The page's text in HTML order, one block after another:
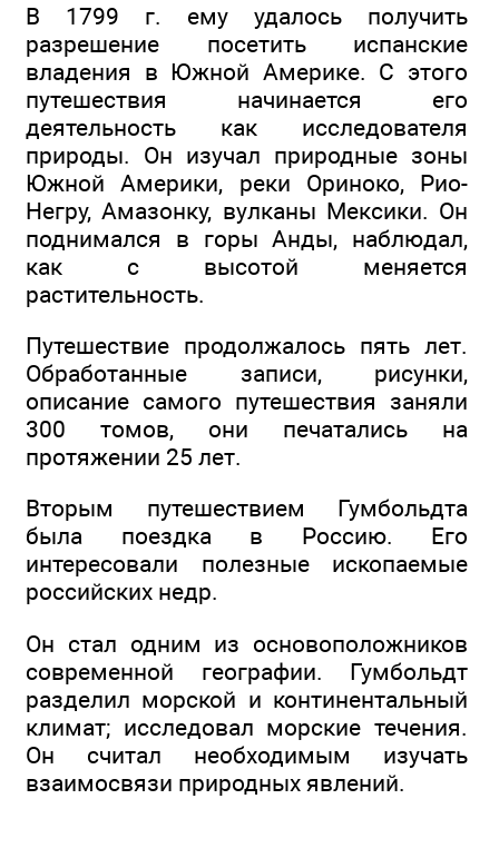
В 1799 г. ему удалось получить
разрешение посетить испанские
владения в Южной Америке. С этого
путешествия начинается его
деятельность как исследователя
природы. Он изучал природные зоны
Южной Америки, реки Ориноко, Рио-
Негру, Амазонку, вулканы Мексики. Он
поднимался в горы Анды, наблюдал,
как с высотой меняется
растительность.
Путешествие продолжалось пять лет.
Обработанные записи, рисунки,
описание самого путешествия заняли
300 томов, они печатались на
протяжении 25 лет.
Вторым путешествием Гумбольдта
была поездка в Россию. Его
интересовали полезные ископаемые
российских недр.
Он стал одним из основоположников
современной географии. Гумбольдт
разделил морской и континентальный
климат; исследовал морские течения.
Он считал необходимым изучать
взаимосвязи природных явлений.